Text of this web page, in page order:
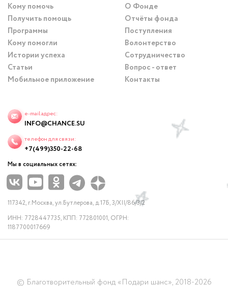
Кому помочь
Получить помощь
Программы
Кому помогли
Истории успеха
Статьи
Мобильное приложение
О Фонде
Отчёты фонда
Поступления
Волонтерство
Сотрудничество
Вопрос - ответ
Контакты
e-mail адрес:
INFO@CHANCE.SU
телефон для связи:
+7(499)350-22-68
Мы в социальных сетях:
117342, г.Москва, ул.Бутлерова, д.17Б, 3/XII/86/3/2
ИНН: 7728447735, КПП: 772801001, ОГРН:
1187700017669
© Благотворительный фонд «Подари шанс», 2018-2026